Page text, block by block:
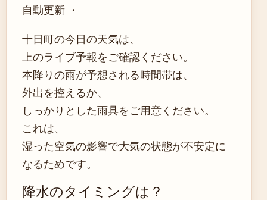
自動更新 ・
十日町の今日の天気は、
上のライブ予報をご確認ください。
本降りの雨が予想される時間帯は、
外出を控えるか、
しっかりとした雨具をご用意ください。
これは、
湿った空気の影響で大気の状態が不安定に
なるためです。
降水のタイミングは？